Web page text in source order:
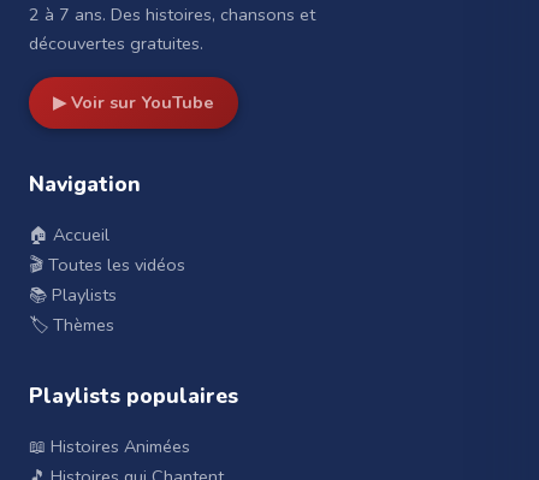
2 à 7 ans. Des histoires, chansons et
découvertes gratuites.
▶ Voir sur YouTube
Navigation
🏠 Accueil
🎬 Toutes les vidéos
📚 Playlists
🏷️ Thèmes
Playlists populaires
📖 Histoires Animées